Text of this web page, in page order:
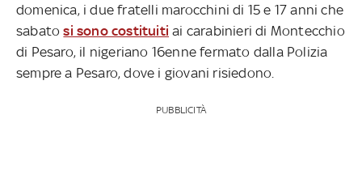
domenica, i due fratelli marocchini di 15 e 17 anni che
sabatosi sono costituiti ai carabinieri di Montecchio
di Pesaro, il nigeriano 16enne fermato dalla Polizia
sempre a Pesaro, dove i giovani risiedono.
PUBBLICITÀ